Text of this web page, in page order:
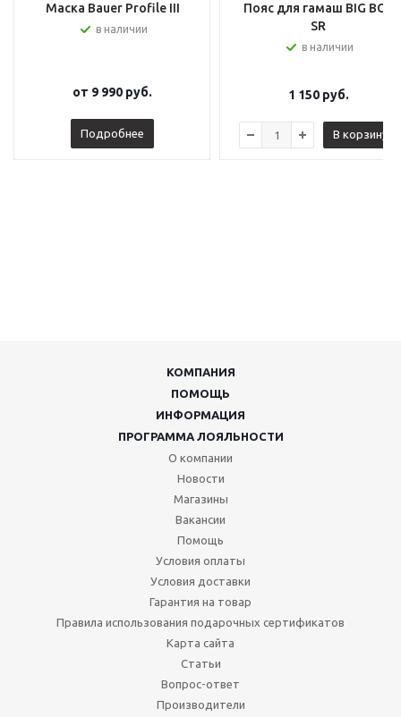
Маска Bauer Profile III
в наличии
от 9 990 руб.
Подробнее
Пояс для гамаш BIG BOY
SR
в наличии
1 150руб.
В корзину
КОМПАНИЯ
ПОМОЩЬ
ИНФОРМАЦИЯ
ПРОГРАММА ЛОЯЛЬНОСТИ
О компании
Новости
Магазины
Вакансии
Помощь
Условия оплаты
Условия доставки
Гарантия на товар
Правила использования подарочных сертификатов
Карта сайта
Статьи
Вопрос-ответ
Производители